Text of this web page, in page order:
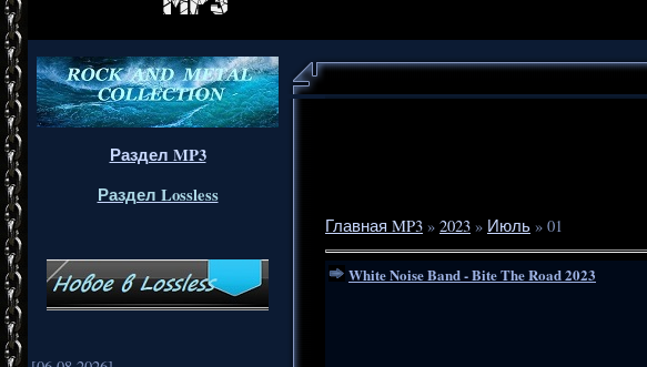
Раздел MP3
Раздел Lossless
Главная MP3 » 2023 » Июль » 01
White Noise Band - Bite The Road 2023